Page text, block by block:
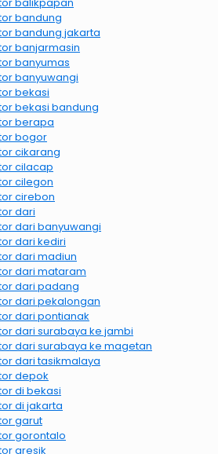
bandung
bandung jakarta
banjarmasin
banyumas
banyuwangi
bekasi
bekasi bandung
berapa
bogor
cikarang
cilacap
cilegon
cirebon
dari
dari banyuwangi
dari kediri
dari madiun
dari mataram
dari padang
dari pekalongan
dari pontianak
dari surabaya ke jambi
dari surabaya ke magetan
dari tasikmalaya
depok
di bekasi
di jakarta
garut
gorontalo
gresik